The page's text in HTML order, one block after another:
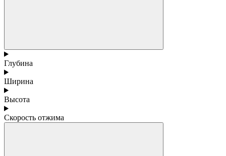
Глубина
Ширина
Высота
Скорость отжима